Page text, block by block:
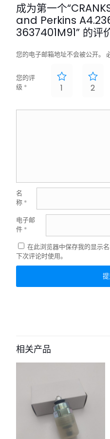
成为第一个
and Perkins
3637401M91” 的评
您的电子邮箱地址不会被公开。
您的评
级 * 1 2
名
称 *
电子邮
件 *
在此浏览器中保存我的显示
下次评论时使用。
相关产品